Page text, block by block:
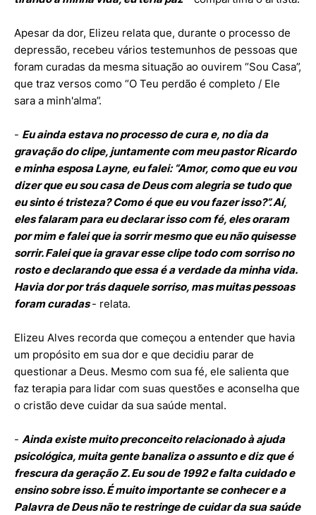
Apesar da dor, Elizeu relata que, durante o processo de
depressão, recebeu vários testemunhos de pessoas que
foram curadas da mesma situação ao ouvirem “Sou Casa”,
que traz versos como “O Teu perdão é completo / Ele
sara a minh'alma”.
- Eu ainda estava no processo de cura e, no dia da
gravação do clipe, juntamente com meu pastor Ricardo
e minha esposa Layne, eu falei: “Amor, como que eu vou
dizer que eu sou casa de Deus com alegria se tudo que
eu sinto é tristeza? Como é que eu vou fazer isso?”. Aí,
eles falaram para eu declarar isso com fé, eles oraram
por mim e falei que ia sorrir mesmo que eu não quisesse
sorrir. Falei que ia gravar esse clipe todo com sorriso no
rosto e declarando que essa é a verdade da minha vida.
Havia dor por trás daquele sorriso, mas muitas pessoas
foram curadas- relata.
Elizeu Alves recorda que começou a entender que havia
um propósito em sua dor e que decidiu parar de
questionar a Deus. Mesmo com sua fé, ele salienta que
faz terapia para lidar com suas questões e aconselha que
o cristão deve cuidar da sua saúde mental.
- Ainda existe muito preconceito relacionado à ajuda
psicológica, muita gente banaliza o assunto e diz que é
frescura da geração Z. Eu sou de 1992 e falta cuidado e
ensino sobre isso. É muito importante se conhecer e a
Palavra de Deus não te restringe de cuidar da sua saúde